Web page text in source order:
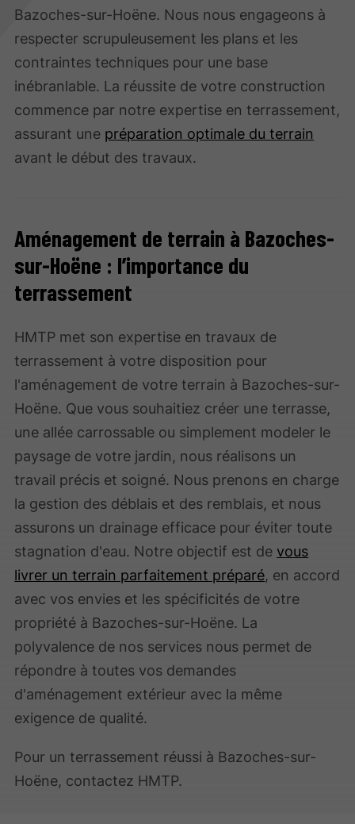
Bazoches-sur-Hoëne. Nous nous engageons à
respecter scrupuleusement les plans et les
contraintes techniques pour une base
inébranlable. La réussite de votre construction
commence par notre expertise en terrassement,
assurant une préparation optimale du terrain
avant le début des travaux.
Aménagement de terrain à Bazoches-
sur-Hoëne : l’importance du
terrassement
HMTP met son expertise en travaux de
terrassement à votre disposition pour
l'aménagement de votre terrain à Bazoches-sur-
Hoëne. Que vous souhaitiez créer une terrasse,
une allée carrossable ou simplement modeler le
paysage de votre jardin, nous réalisons un
travail précis et soigné. Nous prenons en charge
la gestion des déblais et des remblais, et nous
assurons un drainage efficace pour éviter toute
stagnation d'eau. Notre objectif est de vous
livrer un terrain parfaitement préparé, en accord
avec vos envies et les spécificités de votre
propriété à Bazoches-sur-Hoëne. La
polyvalence de nos services nous permet de
répondre à toutes vos demandes
d'aménagement extérieur avec la même
exigence de qualité.
Pour un terrassement réussi à Bazoches-sur-
Hoëne, contactez HMTP.